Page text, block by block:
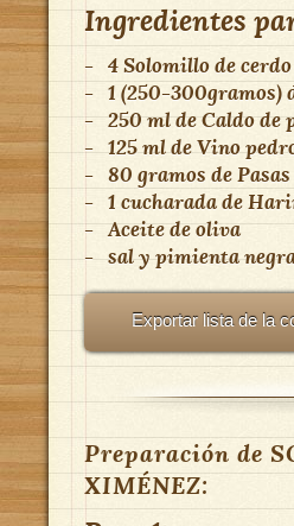
Ingredientes
- 4Solomillo de cerdo
- 1 (250-300gramos)
- 250 mldeCaldo de
- 125 mldeVino
- 80 gramos de
- 1 cucharadade
- Aceite de oliva
- sal y pimienta
Exportar lista de la
Preparación de
XIMÉNEZ: